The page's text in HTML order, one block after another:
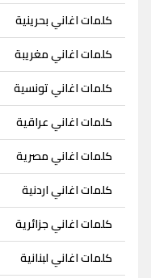
كلمات اغاني بحرينية
كلمات اغاني مغريبة
كلمات اغاني تونسية
كلمات اغاني عراقية
كلمات اغاني مصرية
كلمات اغاني اردنية
كلمات اغاني جزائرية
كلمات اغاني لبنانية